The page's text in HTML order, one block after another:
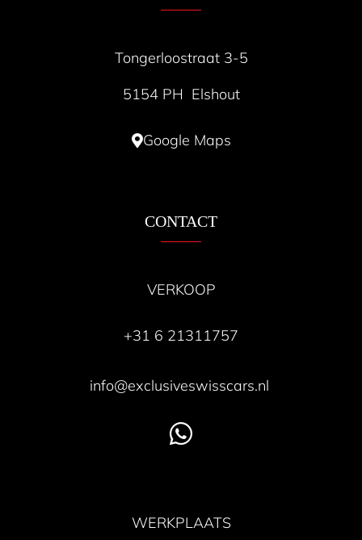
Tongerloostraat 3-5
5154 PH Elshout
Google Maps
CONTACT
VERKOOP
+31 6 21311757
info@exclusiveswisscars.nl
WERKPLAATS